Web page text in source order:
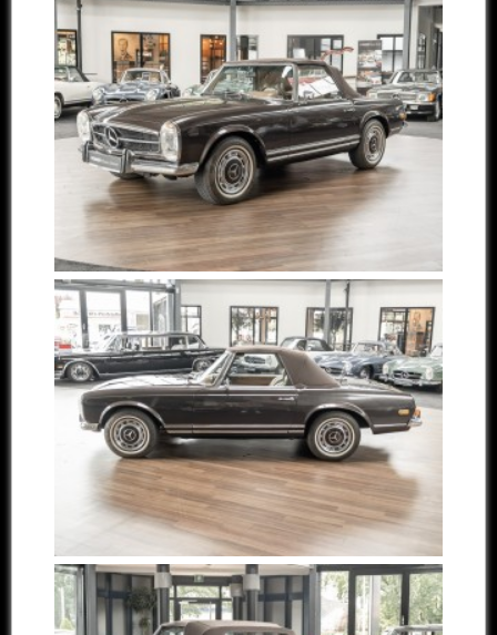
Andere Marken
Verkaufte Fahrzeuge
Kontakt
Impressum
Datenschutz
AGB
Haftungsausschluss